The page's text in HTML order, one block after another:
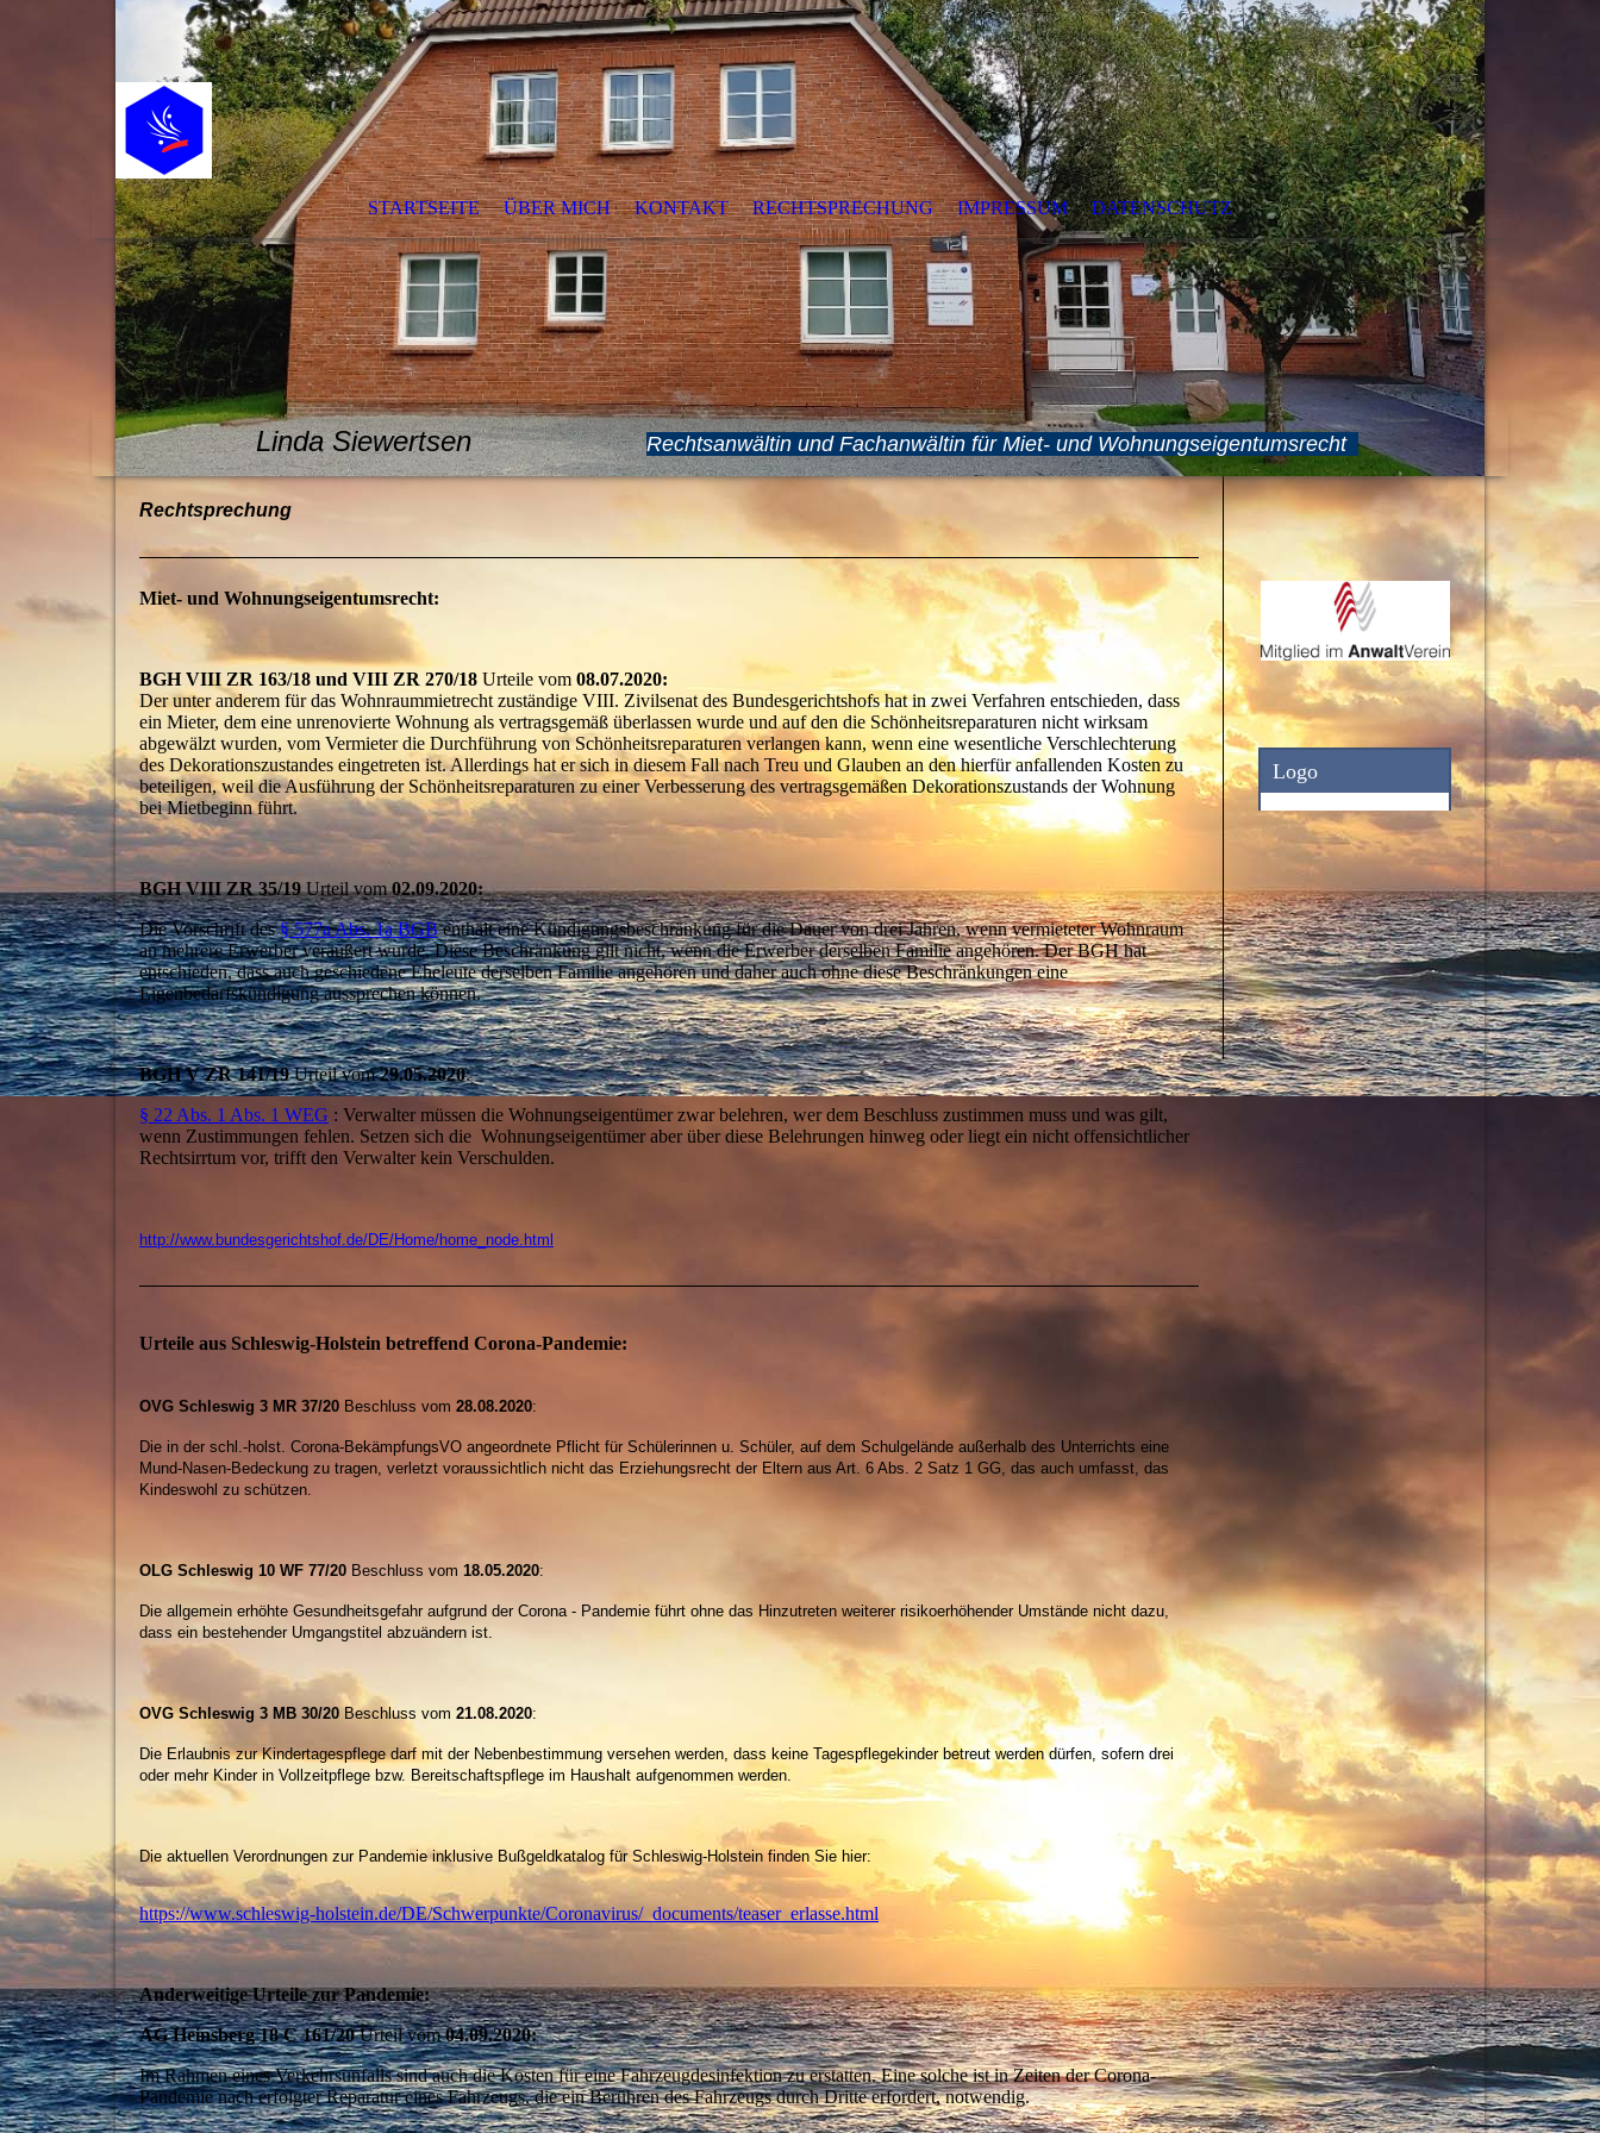
STARTSEITE ÜBER MICH KONTAKT RECHTSPRECHUNG IMPRESSUM DATENSCHUTZ
Linda SiewertsenRechtsanwältin und Fachanwältin für Miet- und Wohnungseigentumsrecht
Rechtsprechung
Miet- und Wohnungseigentumsrecht:
BGH VIII ZR 163/18 und VIII ZR 270/18 Urteile vom 08.07.2020:
Der unter anderem für das Wohnraummietrecht zuständige VIII. Zivilsenat des Bundesgerichtshofs hat in zwei Verfahren entschieden, dass
ein Mieter, dem eine unrenovierte Wohnung als vertragsgemäß überlassen wurde und auf den die Schönheitsreparaturen nicht wirksam
abgewälzt wurden, vom Vermieter die Durchführung von Schönheitsreparaturen verlangen kann, wenn eine wesentliche Verschlechterung
des Dekorationszustandes eingetreten ist. Allerdings hat er sich in diesem Fall nach Treu und Glauben an den hierfür anfallenden Kosten zu
beteiligen, weil die Ausführung der Schönheitsreparaturen zu einer Verbesserung des vertragsgemäßen Dekorationszustands der Wohnung
bei Mietbeginn führt.
BGH VIII ZR 35/19Urteil vom02.09.2020:
Die Vorschrift des§ 577a Abs. 1a BGBenthält eine Kündigungsbeschränkung für die Dauer von drei Jahren, wenn vermieteter Wohnraum
an mehrere Erwerber veräußert wurde. Diese Beschränkung gilt nicht, wenn die Erwerber derselben Familie angehören. Der BGH hat
entschieden, dass auch geschiedene Eheleute derselben Familie angehören und daher auch ohne diese Beschränkungen eine
Eigenbedarfskündigung aussprechen können.
BGH V ZR 141/19Urteil vom29.05.2020:
§ 22 Abs. 1 Abs. 1 WEG : Verwalter müssen die Wohnungseigentümer zwar belehren, wer dem Beschluss zustimmen muss und was gilt,
wenn Zustimmungen fehlen. Setzen sich die Wohnungseigentümer aber über diese Belehrungen hinweg oder liegt ein nicht offensichtlicher
Rechtsirrtum vor, trifft den Verwalter kein Verschulden.
http://www.bundesgerichtshof.de/DE/Home/home_node.html
Urteile aus Schleswig-Holstein betreffend Corona-Pandemie:
OVG Schleswig 3 MR 37/20 Beschluss vom 28.08.2020:
Die in der schl.-holst. Corona-BekämpfungsVO angeordnete Pflicht für Schülerinnen u. Schüler, auf dem Schulgelände außerhalb des Unterrichts eine
Mund-Nasen-Bedeckung zu tragen, verletzt voraussichtlich nicht das Erziehungsrecht der Eltern aus Art. 6 Abs. 2 Satz 1 GG, das auch umfasst, das
Kindeswohl zu schützen.
OLG Schleswig 10 WF 77/20 Beschluss vom 18.05.2020:
Die allgemein erhöhte Gesundheitsgefahr aufgrund der Corona - Pandemie führt ohne das Hinzutreten weiterer risikoerhöhender Umstände nicht dazu,
dass ein bestehender Umgangstitel abzuändern ist.
OVG Schleswig 3 MB 30/20 Beschluss vom 21.08.2020:
Die Erlaubnis zur Kindertagespflege darf mit der Nebenbestimmung versehen werden, dass keine Tagespflegekinder betreut werden dürfen, sofern drei
oder mehr Kinder in Vollzeitpflege bzw. Bereitschaftspflege im Haushalt aufgenommen werden.
Die aktuellen Verordnungen zur Pandemie inklusive Bußgeldkatalog für Schleswig-Holstein finden Sie hier:
https://www.schleswig-holstein.de/DE/Schwerpunkte/Coronavirus/_documents/teaser_erlasse.html
Anderweitige Urteile zur Pandemie:
AG Heinsberg 18 C 161/20Urteil vom04.09.2020:
Im Rahmen eines Verkehrsunfalls sind auch die Kosten für eine Fahrzeugdesinfektion zu erstatten. Eine solche ist in Zeiten der Corona-
Pandemie nach erfolgter Reparatur eines Fahrzeugs, die ein Berühren des Fahrzeugs durch Dritte erfordert, notwendig.